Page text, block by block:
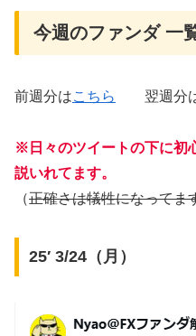
今週のファンダ 一
前週分はこちら 翌週分
※日々のツイートの下に初
説いれてます。
（正確さは犠牲になってま
25′ 3/24（月）